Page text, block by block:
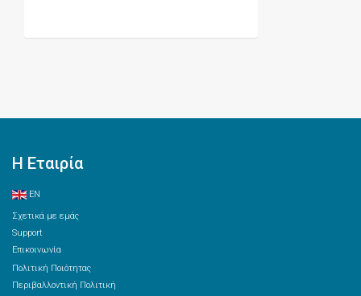
Η Εταιρία
EN
Σχετικά με εμάς
Support
Επικοινωνία
Πολιτική Ποιότητας
Περιβαλλοντική Πολιτική